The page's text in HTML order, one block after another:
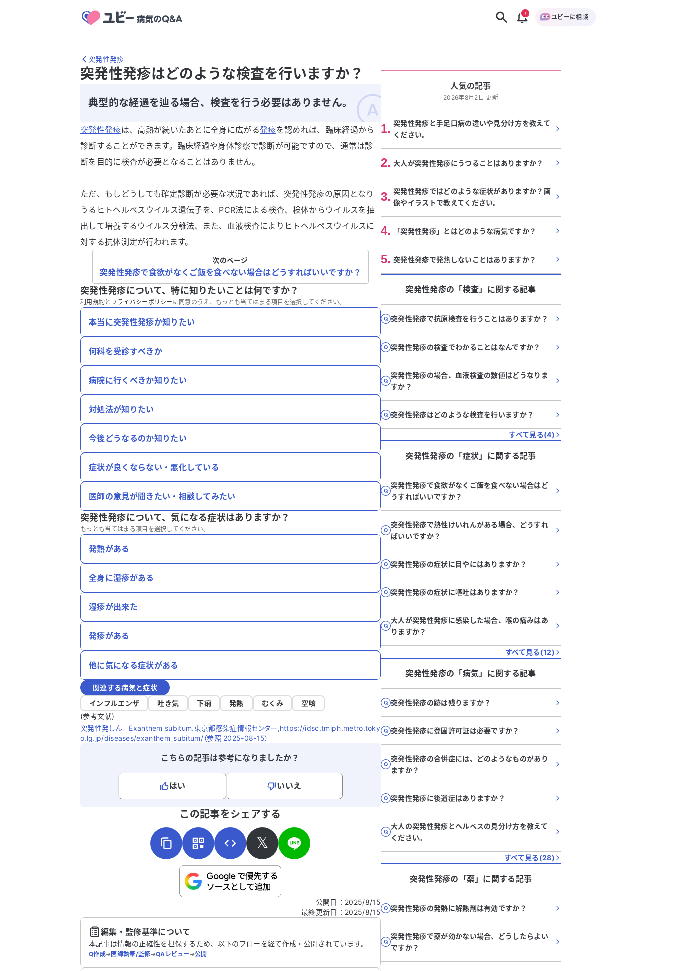
ユビーに相談
突発性発疹
突発性発疹はどのような検査を行いますか？
典型的な経過を辿る場合、検査を行う必要はありません。
突発性発疹は、高熱が続いたあとに全身に広がる発疹を認めれば、臨床経過から
診断することができます。臨床経過や身体診察で診断が可能ですので、通常は診
断を目的に検査が必要となることはありません。
ただ、もしどうしても確定診断が必要な状況であれば、突発性発疹の原因となり
うるヒトヘルペスウイルス遺伝子を、PCR法による検査、検体からウイルスを抽
出して培養するウイルス分離法、また、血液検査によりヒトヘルペスウイルスに
対する抗体測定が行われます。
次のページ
突発性発疹で食欲がなくご飯を食べない場合はどうすればいいですか？
突発性発疹について、特に知りたいことは何ですか？
利用規約と プライバシーポリシー に同意のうえ、もっとも当てはまる項目を選択してください。
本当に突発性発疹か知りたい
何科を受診すべきか
病院に行くべきか知りたい
対処法が知りたい
今後どうなるのか知りたい
症状が良くならない・悪化している
医師の意見が聞きたい・相談してみたい
突発性発疹について、気になる症状はありますか？
もっとも当てはまる項目を選択してください。
発熱がある
全身に湿疹がある
湿疹が出来た
発疹がある
他に気になる症状がある
関連する病気と症状
インフルエンザ
吐き気 下痢 発熱 むくみ
空咳
(参考文献)
突発性発しん Exanthem subitum.東京都感染症情報センター,https://idsc.tmiph.metro.toky
o.lg.jp/diseases/exanthem_subitum/（参照 2025-08-15）
こちらの記事は参考になりましたか？
はい
いいえ
こちらは送信専用のフォームです。氏名やご自身の病気の詳細などの個人情報は入れないでくだ
この記事をシェアする
𝕏
公開日 ： 2025/8/15
最終更新日 ： 2025/8/15
編集・監修基準について
本記事は情報の正確性を担保するため、以下のフローを経て作成・公開されています。
Q作成➔医師執筆/監修➔QAレビュー➔公開
人気の記事
2026年8月2日 更新
1. 突発性発疹と手足口病の違いや見分け方を教えて
ください。
2. 大人が突発性発疹にうつることはありますか？
3. 突発性発疹ではどのような症状がありますか？画
像やイラストで教えてください。
4. 「突発性発疹」とはどのような病気ですか？
5. 突発性発疹で発熱しないことはありますか？
突発性発疹の「検査」に関する記事
突発性発疹で抗原検査を行うことはありますか？
突発性発疹の検査でわかることはなんですか？
突発性発疹の場合、血液検査の数値はどうなりま
すか？
突発性発疹はどのような検査を行いますか？
すべて見る(4)
突発性発疹の「症状」に関する記事
突発性発疹で食欲がなくご飯を食べない場合はど
うすればいいですか？
突発性発疹で熱性けいれんがある場合、どうすれ
ばいいですか？
突発性発疹の症状に目やにはありますか？
突発性発疹の症状に嘔吐はありますか？
大人が突発性発疹に感染した場合、喉の痛みはあ
りますか？
すべて見る(12)
突発性発疹の「病気」に関する記事
突発性発疹の跡は残りますか？
突発性発疹に登園許可証は必要ですか？
突発性発疹の合併症には、どのようなものがあり
ますか？
突発性発疹に後遺症はありますか？
大人の突発性発疹とヘルペスの見分け方を教えて
ください。
すべて見る(28)
突発性発疹の「薬」に関する記事
突発性発疹の発熱に解熱剤は有効ですか？
突発性発疹で薬が効かない場合、どうしたらよい
ですか？